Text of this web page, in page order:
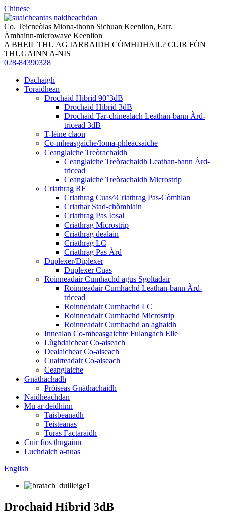
Chinese
Co. Teicneòlas Miona-thonn Sichuan Keenlion, Earr.
Àmhainn-microwave Keenlion
A BHEIL THU AG IARRAIDH CÒMHDHAIL? CUIR FÒN
THUGAINN A-NIS
028-84390328
Dachaigh
Toraidhean
Drochaid Hibrid 90°3dB
Drochaid Hibrid 3dB
Drochaid Tar-chinealach Leathan-bann Àrd-
tricead 3dB
T-lèine claon
Co-mheasgaiche/Ioma-phleacsaiche
Ceanglaiche Treòrachaidh
Ceanglaiche Treòrachaidh Leathan-bann Àrd-
tricead
Ceanglaiche Treòrachaidh Microstrip
Criathrag RF
Criathrag Cuas^Criathrag Pas-Còmhlan
Criathar Stad-chòmhlain
Criathrag Pas Ìosal
Criathrag Microstrip
Criathrag dealain
Criathrag LC
Criathrag Pas Àrd
Duplexer/Diplexer
Duplexer Cuas
Roinneadair Cumhachd agus Sgoltadair
Roinneadair Cumhachd Leathan-bann Àrd-
tricead
Roinneadair Cumhachd LC
Roinneadair Cumhachd Microstrip
Roinneadair Cumhachd an aghaidh
Innealan Co-mheasgaichte Fulangach Eile
Lùghdaichear Co-aiseach
Dealaichear Co-aiseach
Cuairteadair Co-aiseach
Ceanglaiche
Gnàthachadh
Pròiseas Gnàthachaidh
Naidheachdan
Mu ar deidhinn
Taisbeanadh
Teisteanas
Turas Factaraidh
Cuir fios thugainn
Luchdaich a-nuas
English
Drochaid Hibrid 3dB